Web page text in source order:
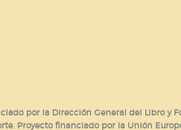
por la Dirección General del Libro y
Proyecto financiado por la Unión